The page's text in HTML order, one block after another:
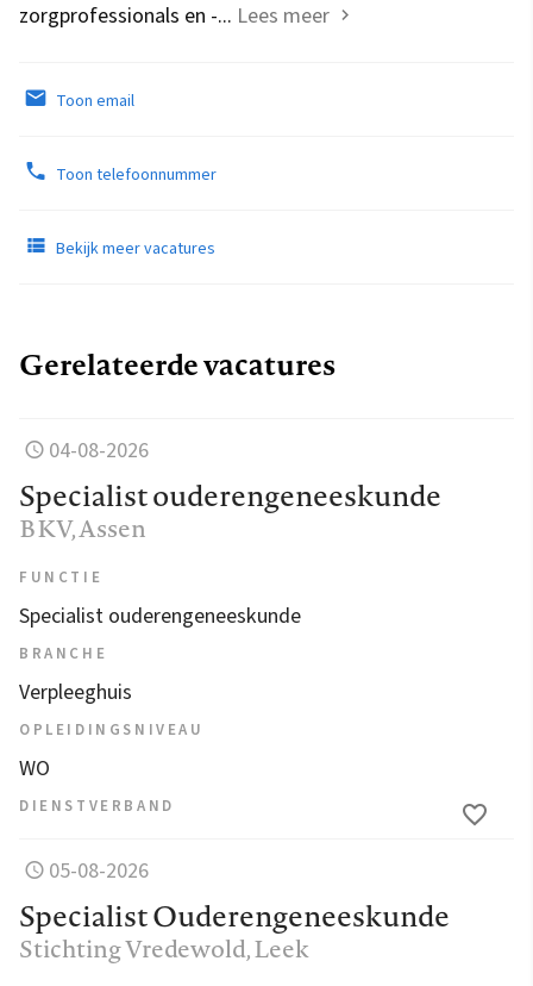
zorgprofessionals en -... Lees meer
Toon email
Toon telefoonnummer
Bekijk meer vacatures
Gerelateerde vacatures
04-08-2026
Specialist ouderengeneeskunde
BKV, Assen
FUNCTIE
Specialist ouderengeneeskunde
BRANCHE
Verpleeghuis
OPLEIDINGSNIVEAU
WO
DIENSTVERBAND
05-08-2026
Specialist Ouderengeneeskunde
Stichting Vredewold, Leek